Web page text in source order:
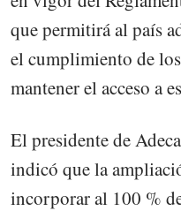
que permitirá al país
el cumplimiento de
mantener el acceso a
El presidente de
indicó que la
incorporar al 100 %